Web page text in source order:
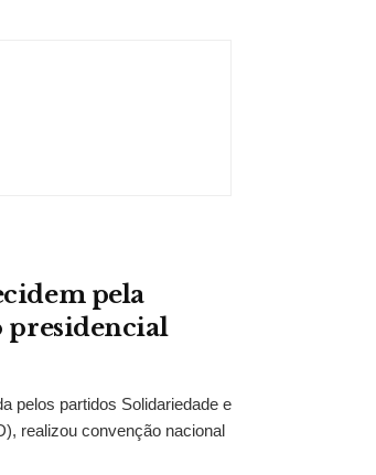
pela
presidencial
pelos partidos Solidariedade e
realizou convenção nacional